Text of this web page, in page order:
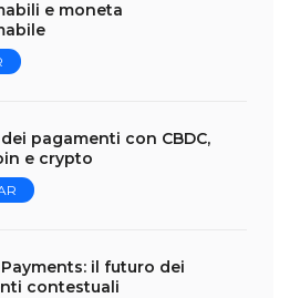
e moneta
pagamenti con CBDC,
e crypto
il futuro dei
contestuali